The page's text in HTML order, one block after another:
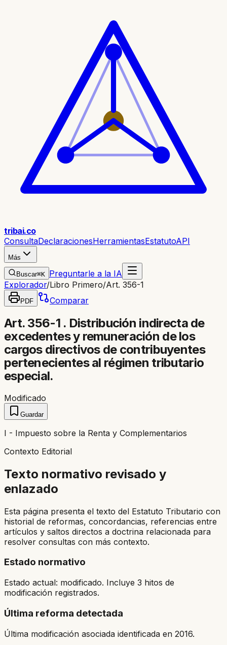
tribai.co
ConsultaDeclaracionesHerramientasEstatutoAPI
Más
Buscar⌘K Preguntarle a la IA
Explorador/Libro Primero/Art. 356-1
PDF Comparar
Art. 356-1 . Distribución indirecta de
excedentes y remuneración de los
cargos directivos de contribuyentes
pertenecientes al régimen tributario
especial.
Modificado
Guardar
I - Impuesto sobre la Renta y Complementarios
Contexto Editorial
Texto normativo revisado y
enlazado
Esta página presenta el texto del Estatuto Tributario con
historial de reformas, concordancias, referencias entre
artículos y saltos directos a doctrina relacionada para
resolver consultas con más contexto.
Estado normativo
Estado actual: modificado. Incluye 3 hitos de
modificación registrados.
Última reforma detectada
Última modificación asociada identificada en 2016.